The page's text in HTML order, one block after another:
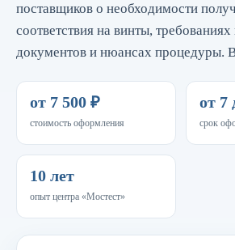
поставщиков о необходимости
соответствия на винты,
документов и нюансах процедуры.
от 7 500 ₽
стоимость оформления
от 7
срок
10 лет
опыт центра «Мостест»